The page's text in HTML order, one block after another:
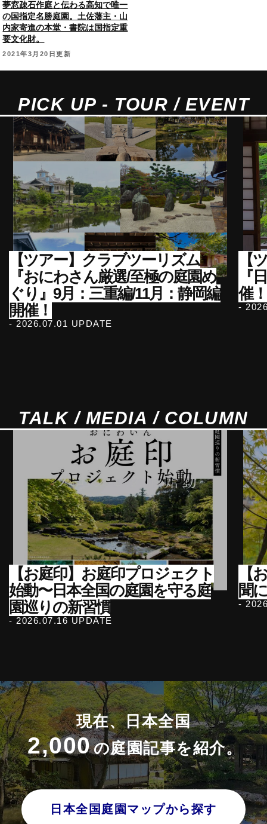
夢窓疎石作庭と伝わる高知で唯一
の国指定名勝庭園。土佐藩主・山
内家寄進の本堂・書院は国指定重
要文化財。
2021年3月20日更新
PICK UP - TOUR / EVENT
【ツアー】クラブツーリズム
『おにわさん厳選/至極の庭園め
ぐり』9月：三重編/11月：静岡編
開催！
- 2026.07.01 UPDATE
【
『
催
-
TALK / MEDIA / COLUMN
【お庭印】お庭印プロジェクト
始動〜日本全国の庭園を守る庭
園巡りの新習慣
- 2026.07.16 UPDATE
【
聞
-
現在、日本全国
2,000の庭園記事を紹介。
日本全国庭園マップから探す